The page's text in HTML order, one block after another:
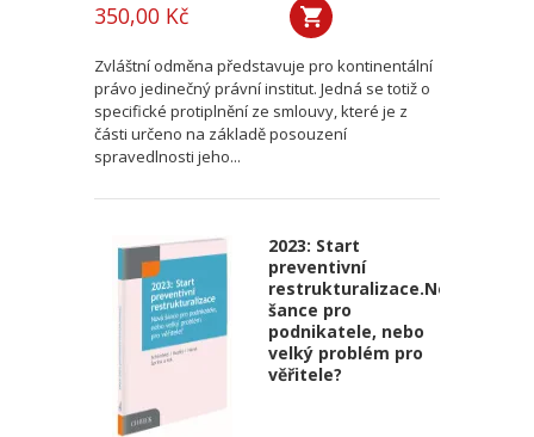
350,00 Kč
Zvláštní odměna představuje pro kontinentální
právo jedinečný právní institut. Jedná se totiž o
specifické protiplnění ze smlouvy, které je z
části určeno na základě posouzení
spravedlnosti jeho...
2023: Start
preventivní
restrukturalizace.Nová
šance pro
podnikatele, nebo
velký problém pro
věřitele?